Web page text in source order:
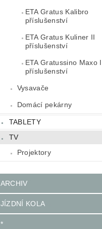
ETA Gratus Kalibro
příslušenství
ETA Gratus Kuliner II
příslušenství
ETA Gratussino Maxo
příslušenství
Vysavače
Domácí pekárny
TABLETY
TV
Projektory
ARCHIV
JÍZDNÍ KOLA
*